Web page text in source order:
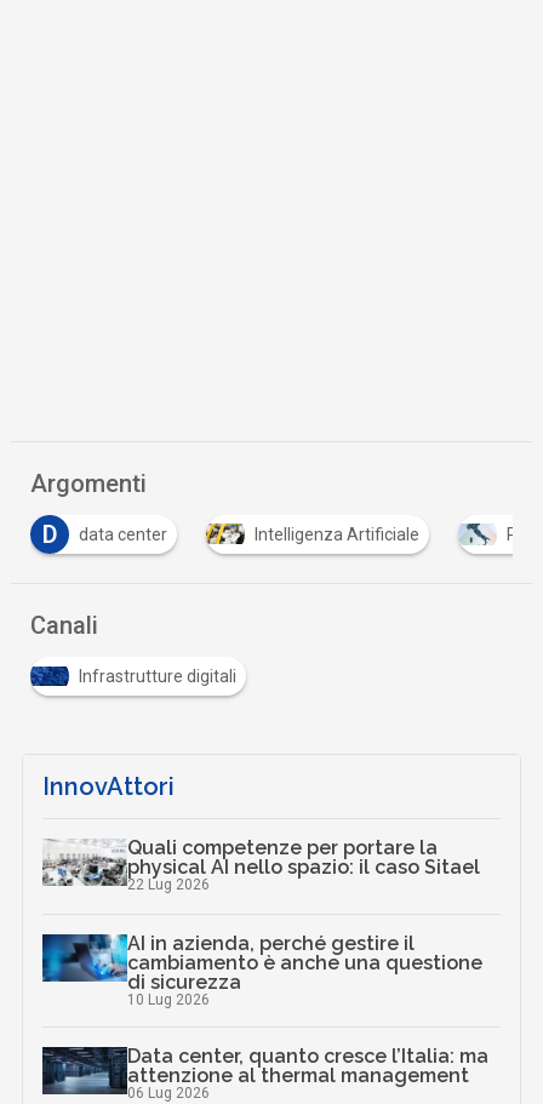
Argomenti
D
data center Intelligenza Artificiale
Canali
Infrastrutture digitali
InnovAttori
Quali competenze per portare la
physical AI nello spazio: il caso Sitael
22 Lug 2026
AI in azienda, perché gestire il
cambiamento è anche una questione
di sicurezza
10 Lug 2026
Data center, quanto cresce l’Italia: ma
attenzione al thermal management
06 Lug 2026